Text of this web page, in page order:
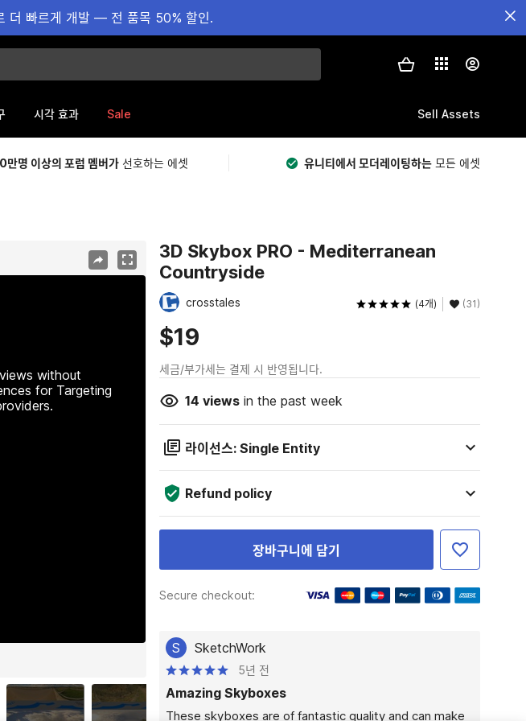
더 빠르게 개발 — 전 품목 50% 할인.
시각 효과 Sale Sell Assets
만명 이상의 포럼 멤버가 선호하는 에셋 유니티에서 모더레이팅하는 모든 에셋
without
for Targeting
3D Skybox PRO - Mediterranean
Countryside
crosstales (4개) (31)
$19
세금/부가세는 결제 시 반영됩니다.
14 viewsin the past week
라이선스: Single Entity
Refund policy
장바구니에 담기
Secure checkout:
S SketchWork
5년 전
Amazing Skyboxes
These skyboxes are of fantastic quality and can make